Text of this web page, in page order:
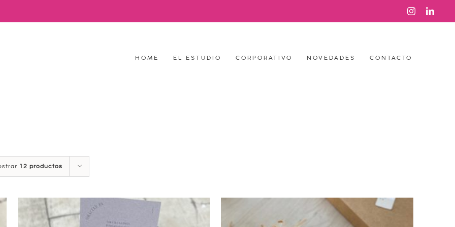
Instagram
HOME EL ESTUDIO CORPORATIVO NOVEDADES CONTACTO
12 productos